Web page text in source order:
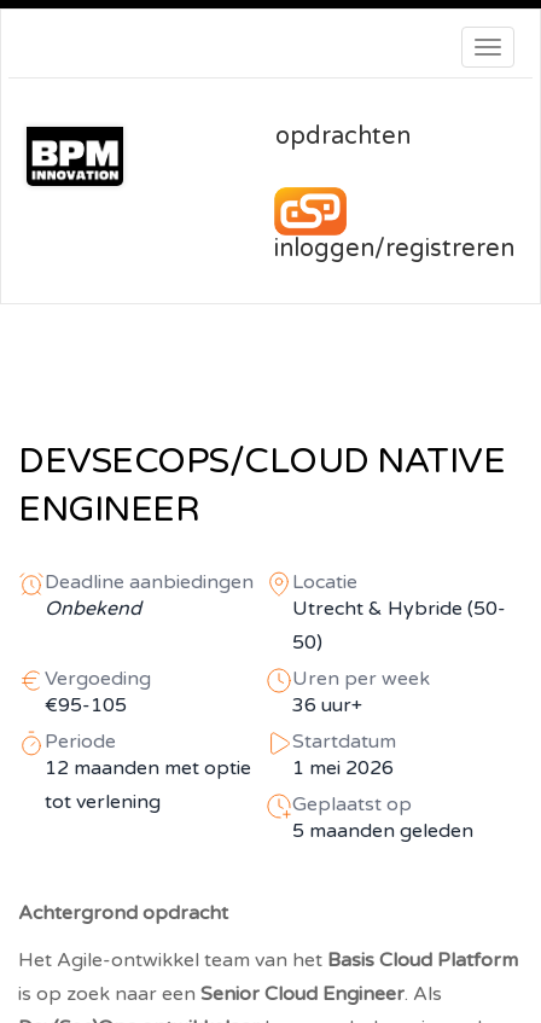
opdrachten
inloggen/registreren
DEVSECOPS/CLOUD NATIVE
ENGINEER
Deadline aanbiedingen
Onbekend
Locatie
Utrecht & Hybride (50-
50)
Vergoeding
€95-105
Uren per week
36 uur+
Periode
12 maanden met optie
tot verlening
Startdatum
1 mei 2026
Geplaatst op
5 maanden geleden
Achtergrond opdracht
Het Agile-ontwikkel team van het Basis Cloud Platform
is op zoek naar een Senior Cloud Engineer. Als